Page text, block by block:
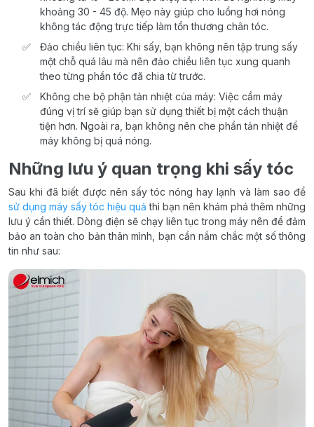
khoảng 30 - 45 độ. Mẹo này giúp cho luồng hơi nóng
không tác động trực tiếp làm tổn thương chân tóc.
Đảo chiều liên tục: Khi sấy, bạn không nên tập trung sấy
một chỗ quá lâu mà nên đảo chiều liên tục xung quanh
theo từng phần tóc đã chia từ trước.
Không che bộ phận tản nhiệt của máy: Việc cầm máy
đúng vị trí sẽ giúp bạn sử dụng thiết bị một cách thuận
tiện hơn. Ngoài ra, bạn không nên che phần tản nhiệt để
máy không bị quá nóng.
Những lưu ý quan trọng khi sấy tóc
Sau khi đã biết được nên sấy tóc nóng hay lạnh và làm sao để
sử dụng máy sấy tóc hiệu quả thì bạn nên khám phá thêm những
lưu ý cần thiết. Dòng điện sẽ chạy liên tục trong máy nên để đảm
bảo an toàn cho bản thân mình, bạn cần nắm chắc một số thông
tin như sau: